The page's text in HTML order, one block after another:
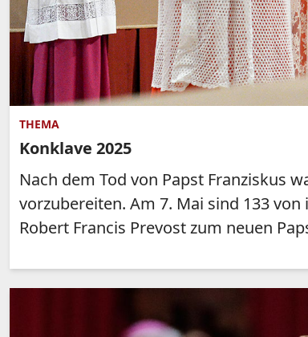
THEMA
Konklave 2025
Nach dem Tod von Papst Franziskus
vorzubereiten. Am 7. Mai sind 133
Robert Francis Prevost zum neuen